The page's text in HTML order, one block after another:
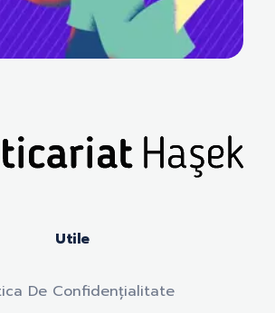
Utile
De Confidențialitate